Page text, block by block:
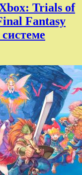
Trials of
Fantasy